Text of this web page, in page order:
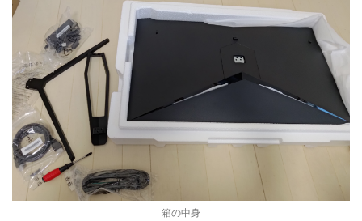
箱の中身